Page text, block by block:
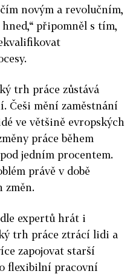
novým a revolučním,
připomněl s tím,
trh práce zůstává
Češi mění zaměstnání
ve většině evropských
práce během
jedním procentem.
právě v době
změn.
expertů hrát i
trh práce ztrácí lidi a
zapojovat starší
flexibilní pracovní